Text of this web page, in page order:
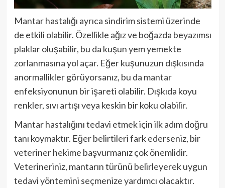
Mantar hastalığı ayrıca sindirim sistemi üzerinde
de etkili olabilir. Özellikle ağız ve boğazda beyazımsı
plaklar oluşabilir, bu da kuşun yem yemekte
zorlanmasına yol açar. Eğer kuşunuzun dışkısında
anormallikler görüyorsanız, bu da mantar
enfeksiyonunun bir işareti olabilir. Dışkıda koyu
renkler, sıvı artışı veya keskin bir koku olabilir.
Mantar hastalığını tedavi etmek için ilk adım doğru
tanı koymaktır. Eğer belirtileri fark ederseniz, bir
veteriner hekime başvurmanız çok önemlidir.
Veterineriniz, mantarın türünü belirleyerek uygun
tedavi yöntemini seçmenize yardımcı olacaktır.